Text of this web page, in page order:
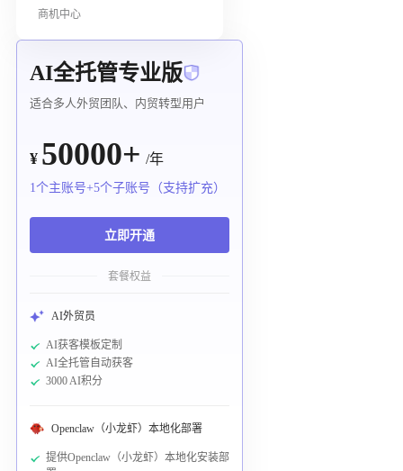
商机中心
AI全托管专业版
适合多人外贸团队、内贸转型用户
¥ 50000+ /年
1个主账号+5个子账号（支持扩充）
立即开通
套餐权益
AI外贸员
AI获客模板定制
AI全托管自动获客
3000 AI积分
Openclaw（小龙虾）本地化部署
提供Openclaw（小龙虾）本地化安装部